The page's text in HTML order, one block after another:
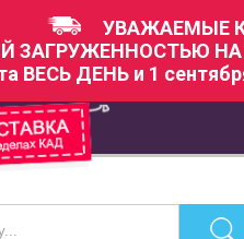
УВАЖАЕМЫЕ
ЗАГРУЖЕННОСТЬЮ
ВЕСЬ ДЕНЬ и 1